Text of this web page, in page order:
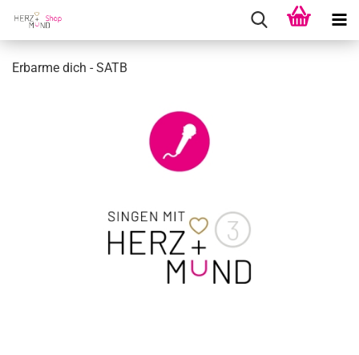
Er­bar­me dich - SATB